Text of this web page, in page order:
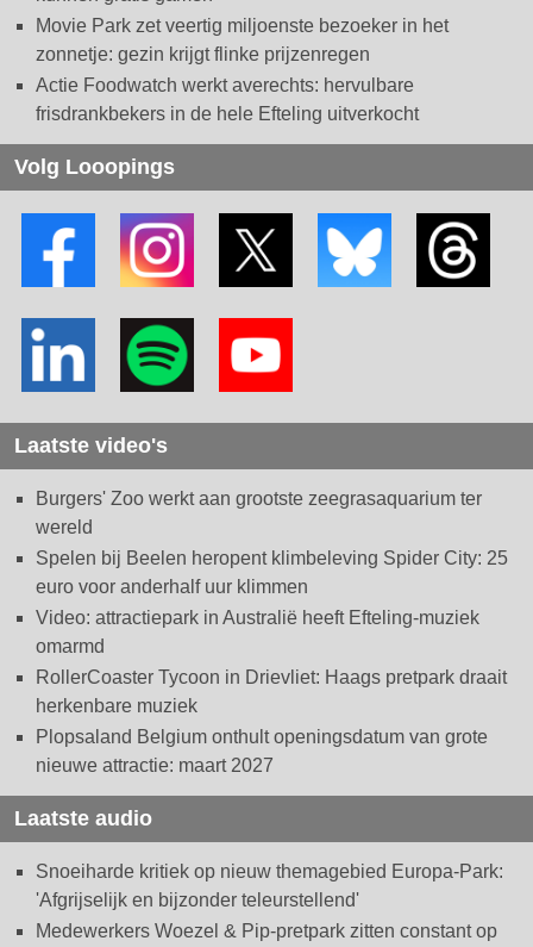
Movie Park zet veertig miljoenste bezoeker in het
zonnetje: gezin krijgt flinke prijzenregen
Actie Foodwatch werkt averechts: hervulbare
frisdrankbekers in de hele Efteling uitverkocht
Volg Looopings
Laatste video's
Burgers' Zoo werkt aan grootste zeegrasaquarium ter
wereld
Spelen bij Beelen heropent klimbeleving Spider City: 25
euro voor anderhalf uur klimmen
Video: attractiepark in Australië heeft Efteling-muziek
omarmd
RollerCoaster Tycoon in Drievliet: Haags pretpark draait
herkenbare muziek
Plopsaland Belgium onthult openingsdatum van grote
nieuwe attractie: maart 2027
Laatste audio
Snoeiharde kritiek op nieuw themagebied Europa-Park:
'Afgrijselijk en bijzonder teleurstellend'
Medewerkers Woezel & Pip-pretpark zitten constant op